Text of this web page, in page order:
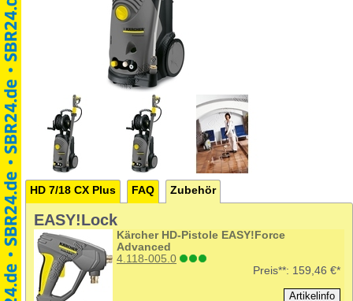
HD 7/18 CX Plus FAQ Zubehör
EASY!Lock
Kärcher HD-Pistole EASY!Force
Advanced
4.118-005.0
Preis**: 159,46 €*